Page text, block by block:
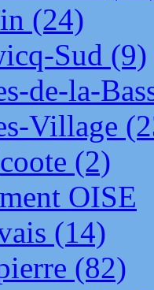
(24)
Sud (9)
de-la-
Village
(2)
OISE
(14)
(82)